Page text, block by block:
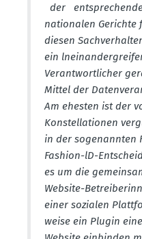
der
natio­nalen Gerichte
diesen
ein
Verant­wort­licher
Mittel der
Am ehesten ist der
Konstel­la­tionen
in der sogenannten
Fashion-lD-
es um die
Website-
einer sozialen
weise ein Plugin